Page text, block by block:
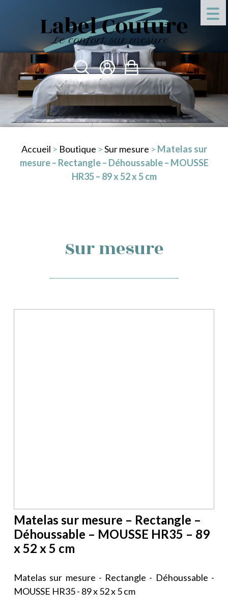
Accueil > Boutique >Sur mesure > Matelas sur
mesure – Rectangle – Déhoussable – MOUSSE
HR35 – 89 x 52 x 5 cm
Sur mesure
Matelas sur mesure – Rectangle –
Déhoussable – MOUSSE HR35 – 89
x 52 x 5 cm
Matelas sur mesure - Rectangle - Déhoussable -
MOUSSE HR35 - 89 x 52 x 5 cm